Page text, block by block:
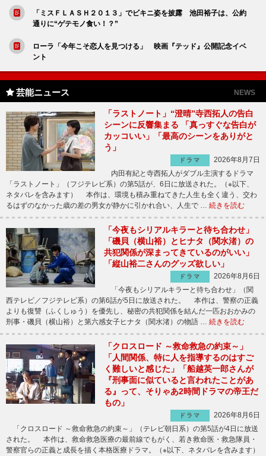
「ミスＦＬＡＳＨ２０１３」でビキニ姿を披露 池田裕子は、公約
通りに“ゲテモノ食い！？”
ローラ「今年こそ恋人を見つける」 映画『テッド』公開記念イベ
ント
芸能ニュース NEWS
「ラストノート」“澄晴”寺西拓人の告白
シーンに反響集まる 「真っすぐな告白が
カッコいい」「最高のシーンをありがと
う」
ドラマ
2026年8月7日
内田有紀と寺西拓人がダブル主演するドラマ
「ラストノート」（フジテレビ系）の第5話が、6日に放送された。（※以下、
ネタバレを含みます） 本作は、環境も積み重ねてきた人生も全く違う、交わ
るはずのなかった歳の差の男女が静かに引かれ合い、人生で … 続きを読む
「今夜もシリアルキラーと待ち合わせ」
「磯貝（横山裕）とヒナタ（関水渚）の
共犯関係が深まってきているのがいい」
「縦山裕二さんのグッズ欲しい」
ドラマ
2026年8月6日
「今夜もシリアルキラーと待ち合わせ」（関
西テレビ／フジテレビ系）の第6話が5日に放送された。 本作は、警察の正義
よりも復讐（ふくしゅう）を優先し、秘密の共犯関係を結んだ一匹おおかみの
刑事・磯貝（横山裕）と第六感女子ヒナタ（関水渚）の物語 … 続きを読む
「クロスロード ～救命救急の約束～」
「人間関係、特に人を指導するのはすご
く難しいと感じた」「船越英一郎さんが
『刑事面に似ていると言われたことがあ
る』って、そりゃあ2時間ドラマの帝王だ
もの」
ドラマ
2026年8月6日
「クロスロード ～救命救急の約束～」（テレビ朝日系）の第5話が4日に放送
された。 本作は、救命救急医療の最前線でもがく、若き救命医・救急隊員・
警察官らの正義と成長を描く本格医療ドラマ。（※以下、ネタバレを含みます）